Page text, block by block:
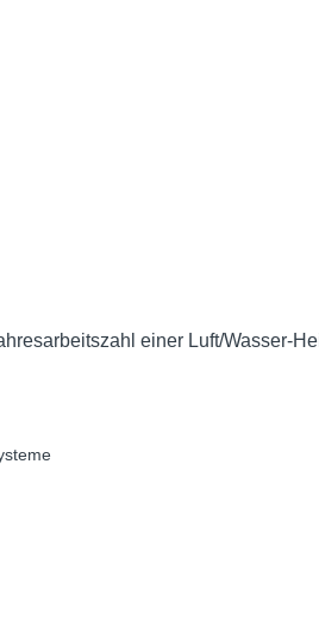
einer Luft/Wasser-